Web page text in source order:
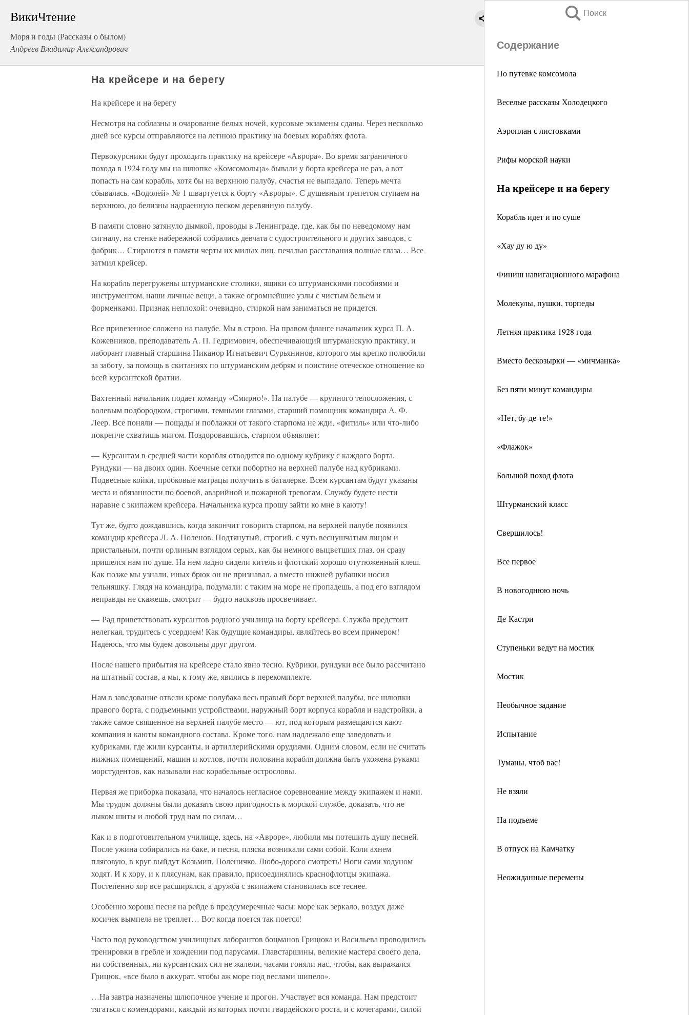
ВикиЧтение
Моря и годы (Рассказы о былом)
Андреев Владимир Александрович
Поиск
Содержание
По путевке комсомола
Веселые рассказы Холодецкого
Аэроплан с листовками
Рифы морской науки
На крейсере и на берегу
Корабль идет и по суше
«Хау ду ю ду»
Финиш навигационного марафона
Молекулы, пушки, торпеды
Летняя практика 1928 года
Вместо бескозырки — «мичманка»
Без пяти минут командиры
«Нет, бу-де-те!»
«Флажок»
Большой поход флота
Штурманский класс
Свершилось!
Все первое
В новогоднюю ночь
Де-Кастри
Ступеньки ведут на мостик
Мостик
Необычное задание
Испытание
Туманы, чтоб вас!
Не взяли
На подъеме
В отпуск на Камчатку
Неожиданные перемены
На крейсере и на берегу
На крейсере и на берегу
Несмотря на соблазны и очарование белых ночей, курсовые экзамены сданы. Через несколько
дней все курсы отправляются на летнюю практику на боевых кораблях флота.
Первокурсники будут проходить практику на крейсере «Аврора». Во время заграничного
похода в 1924 году мы на шлюпке «Комсомольца» бывали у борта крейсера не раз, а вот
попасть на сам корабль, хотя бы на верхнюю палубу, счастья не выпадало. Теперь мечта
сбывалась. «Водолей» № 1 швартуется к борту «Авроры». С душевным трепетом ступаем на
верхнюю, до белизны надраенную песком деревянную палубу.
В памяти словно затянуло дымкой, проводы в Ленинграде, где, как бы по неведомому нам
сигналу, на стенке набережной собрались девчата с судостроительного и других заводов, с
фабрик… Стираются в памяти черты их милых лиц, печалью расставания полные глаза… Все
затмил крейсер.
На корабль перегружены штурманские столики, ящики со штурманскими пособиями и
инструментом, наши личные вещи, а также огромнейшие узлы с чистым бельем и
форменками. Признак неплохой: очевидно, стиркой нам заниматься не придется.
Все привезенное сложено на палубе. Мы в строю. На правом фланге начальник курса П. А.
Кожевников, преподаватель А. П. Гедримович, обеспечивающий штурманскую практику, и
лаборант главный старшина Никанор Игнатьевич Сурьянинов, которого мы крепко полюбили
за заботу, за помощь в скитаниях по штурманским дебрям и поистине отеческое отношение ко
всей курсантской братии.
Вахтенный начальник подает команду «Смирно!». На палубе — крупного телосложения, с
волевым подбородком, строгими, темными глазами, старший помощник командира А. Ф.
Леер. Все поняли — пощады и поблажки от такого старпома не жди, «фитиль» или что-либо
покрепче схватишь мигом. Поздоровавшись, старпом объявляет:
— Курсантам в средней части корабля отводится по одному кубрику с каждого борта.
Рундуки — на двоих один. Коечные сетки побортно на верхней палубе над кубриками.
Подвесные койки, пробковые матрацы получить в баталерке. Всем курсантам будут указаны
места и обязанности по боевой, аварийной и пожарной тревогам. Службу будете нести
наравне с экипажем крейсера. Начальника курса прошу зайти ко мне в каюту!
Тут же, будто дождавшись, когда закончит говорить старпом, на верхней палубе появился
командир крейсера Л. А. Поленов. Подтянутый, строгий, с чуть веснушчатым лицом и
пристальным, почти орлиным взглядом серых, как бы немного выцветших глаз, он сразу
пришелся нам по душе. На нем ладно сидели китель и флотский хорошо отутюженный клеш.
Как позже мы узнали, иных брюк он не признавал, а вместо нижней рубашки носил
тельняшку. Глядя на командира, подумали: с таким на море не пропадешь, а под его взглядом
неправды не скажешь, смотрит — будто насквозь просвечивает.
— Рад приветствовать курсантов родного училища на борту крейсера. Служба предстоит
нелегкая, трудитесь с усердием! Как будущие командиры, являйтесь во всем примером!
Надеюсь, что мы будем довольны друг другом.
После нашего прибытия на крейсере стало явно тесно. Кубрики, рундуки все было рассчитано
на штатный состав, а мы, к тому же, явились в перекомплекте.
Нам в заведование отвели кроме полубака весь правый борт верхней палубы, все шлюпки
правого борта, с подъемными устройствами, наружный борт корпуса корабля и надстройки, а
также самое священное на верхней палубе место — ют, под которым размещаются кают-
компания и каюты командного состава. Кроме того, нам надлежало еще заведовать и
кубриками, где жили курсанты, и артиллерийскими орудиями. Одним словом, если не считать
нижних помещений, машин и котлов, почти половина корабля должна быть ухожена руками
морстудентов, как называли нас корабельные острословы.
Первая же приборка показала, что началось негласное соревнование между экипажем и нами.
Мы трудом должны были доказать свою пригодность к морской службе, доказать, что не
лыком шиты и любой труд нам по силам…
Как и в подготовительном училище, здесь, на «Авроре», любили мы потешить душу песней.
После ужина собирались на баке, и песня, пляска возникали сами собой. Коли ахнем
плясовую, в круг выйдут Козьмип, Поленичко. Любо-дорого смотреть! Ноги сами ходуном
ходят. И к хору, и к плясунам, как правило, присоединялись краснофлотцы экипажа.
Постепенно хор все расширялся, а дружба с экипажем становилась все теснее.
Особенно хороша песня на рейде в предсумеречные часы: море как зеркало, воздух даже
косичек вымпела не треплет… Вот когда поется так поется!
Часто под руководством училищных лаборантов боцманов Грицюка и Васильева проводились
тренировки в гребле и хождении под парусами. Главстаршины, великие мастера своего дела,
ни собственных, ни курсантских сил не жалели, часами гоняли нас, чтобы, как выражался
Грицюк, «все было в аккурат, чтобы аж море под веслами шипело».
…На завтра назначены шлюпочное учение и прогон. Участвует вся команда. Нам предстоит
тягаться с комендорами, каждый из которых почти гвардейского роста, и с кочегарами, силой